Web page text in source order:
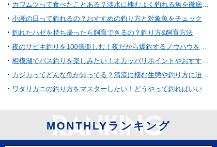
カワムツって食べたことある？淡水に棲むよく釣れる魚を徹底特集
小潮の日って釣れるの？おすすめの釣り方と対象魚をチェック
釣れたハゼを持ち帰ったら飼育できるの？釣り方&飼育方法
夜のサビキ釣りを100倍楽しむ！夜だから爆釣するノウハウを紹介！
相模湖でバス釣りを楽しみたい！オカッパリポイントやおすすめタックル特集
カジカってどんな魚か知ってる？清流に棲む生態や釣り方に迫ってみた
ワタリガニの釣り方をマスターしたい！どうやって釣ればいいの？
MONTHLYランキング